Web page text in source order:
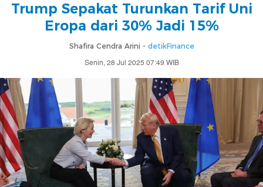
Trump Sepakat Turunkan Tarif Uni
Eropa dari 30% Jadi 15%
Shafira Cendra Arini - detikFinance
Senin, 28 Jul 2025 07:49 WIB